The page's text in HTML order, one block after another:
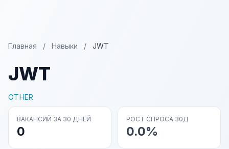
Главная / Навыки / JWT
JWT
OTHER
ВАКАНСИЙ ЗА 30 ДНЕЙ
0
РОСТ СПРОСА 30Д
0.0%